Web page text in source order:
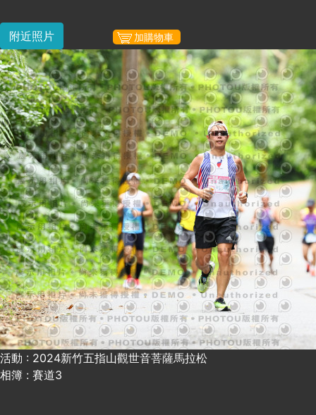
附近照片 加購物車
活動 : 2024新竹五指山觀世音菩薩馬拉松
相簿 : 賽道3